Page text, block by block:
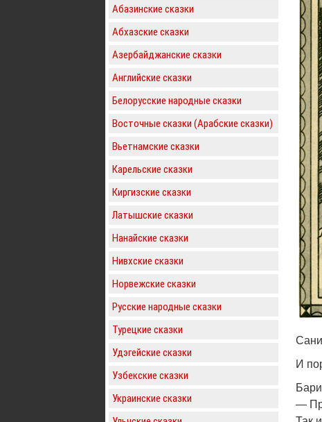
Абазинские сказки
Абхазские сказки
Азербайджанские сказки
Английские сказки
Белорусские народные сказки
Восточные сказки (Арабские сказки)
Вьетнамские сказки
Карельские сказки
Киргизские сказки
Латышские сказки
Нанайские сказки
Нивхские сказки
Норвежские сказки
Русские народные сказки
Турецкие сказки
Удэгейские сказки
Узбекские сказки
Украинские сказки
И
—